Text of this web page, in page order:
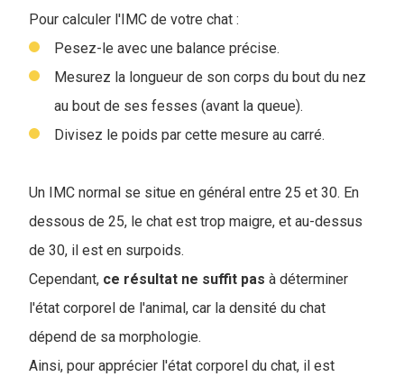
Pour calculer l'IMC de votre chat :
Pesez-le avec une balance précise.
Mesurez la longueur de son corps du bout du nez
au bout de ses fesses (avant la queue).
Divisez le poids par cette mesure au carré.
Un IMC normal se situe en général entre 25 et 30. En
dessous de 25, le chat est trop maigre, et au-dessus
de 30, il est en surpoids.
Cependant, ce résultat ne suffit pas à déterminer
l'état corporel de l'animal, car la densité du chat
dépend de sa morphologie.
Ainsi, pour apprécier l'état corporel du chat, il est